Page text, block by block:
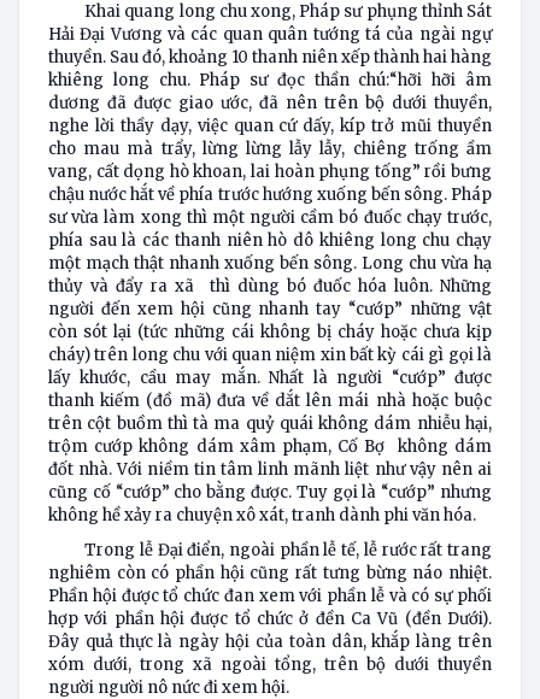
Khai quang long chu xong, Pháp sư phụng thỉnh Sát
Hải Đại Vương và các quan quân tướng tá của ngài ngự
thuyền. Sau đó, khoảng 10 thanh niên xếp thành hai hàng
khiêng long chu. Pháp sư đọc thần chú:“hỡi hỡi âm
dương đã được giao ước, đã nên trên bộ dưới thuyền,
nghe lời thầy dạy, việc quan cứ dấy, kíp trở mũi thuyền
cho mau mà trẩy, lừng lừng lẫy lẫy, chiêng trống ầm
vang, cất dọng hò khoan, lai hoàn phụng tống” rồi bưng
chậu nước hắt về phía trước hướng xuống bến sông. Pháp
sư vừa làm xong thì một người cầm bó đuốc chạy trước,
phía sau là các thanh niên hò dô khiêng long chu chạy
một mạch thật nhanh xuống bến sông. Long chu vừa hạ
thủy và đẩy ra xã thì dùng bó đuốc hóa luôn. Những
người đến xem hội cũng nhanh tay “cướp” những vật
còn sót lại (tức những cái không bị cháy hoặc chưa kịp
cháy) trên long chu với quan niệm xin bất kỳ cái gì gọi là
lấy khước, cầu may mắn. Nhất là người “cướp” được
thanh kiếm (đồ mã) đưa về dắt lên mái nhà hoặc buộc
trên cột buồm thì tà ma quỷ quái không dám nhiễu hại,
trộm cướp không dám xâm phạm, Cố Bợ không dám
đốt nhà. Với niềm tin tâm linh mãnh liệt như vậy nên ai
cũng cố “cướp” cho bằng được. Tuy gọi là “cướp” nhưng
không hề xảy ra chuyện xô xát, tranh dành phi văn hóa.
Trong lễ Đại điển, ngoài phần lễ tế, lễ rước rất trang
nghiêm còn có phần hội cũng rất tưng bừng náo nhiệt.
Phần hội được tổ chức đan xem với phần lễ và có sự phối
hợp với phần hội được tổ chức ở đền Ca Vũ (đền Dưới).
Đây quả thực là ngày hội của toàn dân, khắp làng trên
xóm dưới, trong xã ngoài tổng, trên bộ dưới thuyền
người người nô nức đi xem hội.